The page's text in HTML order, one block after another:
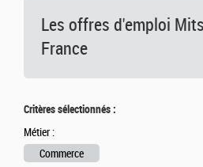
Les offres d'emploi
France
Critères sélectionnés :
Métier :
Commerce